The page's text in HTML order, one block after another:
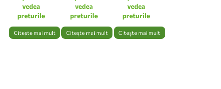
vedea
preturile
Citește mai mult
vedea
preturile
Citește mai mult
vedea
preturile
Citește mai mult